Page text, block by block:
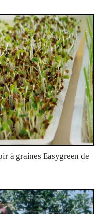
à graines Easygreen de